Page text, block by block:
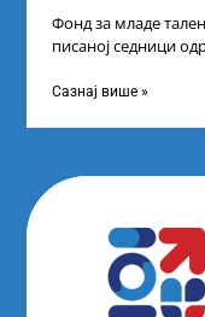
Фонд за младе
писаној седници
Сазнај више »